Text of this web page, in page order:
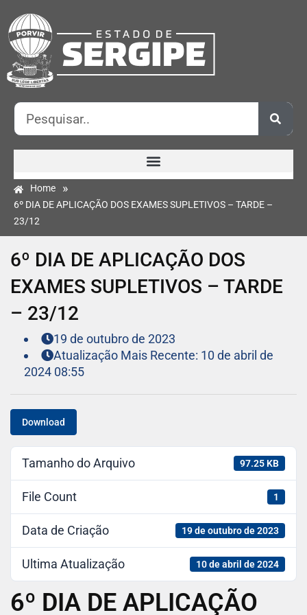
Home »
6º DIA DE APLICAÇÃO DOS EXAMES SUPLETIVOS – TARDE –
23/12
6º DIA DE APLICAÇÃO DOS
EXAMES SUPLETIVOS – TARDE
– 23/12
19 de outubro de 2023
Atualização Mais Recente: 10 de abril de
2024 08:55
Download
Tamanho do Arquivo 97.25 KB
File Count 1
Data de Criação 19 de outubro de 2023
Ultima Atualização 10 de abril de 2024
6º DIA DE APLICAÇÃO